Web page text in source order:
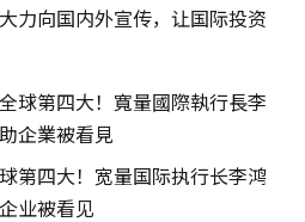
力向国内外宣传，让国际投资
第四大！宽量国际执行长李鸿
业被看见